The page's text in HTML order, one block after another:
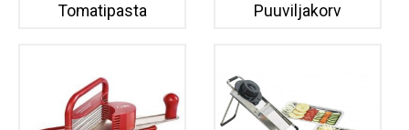
Tomatipasta Puuviljakorv